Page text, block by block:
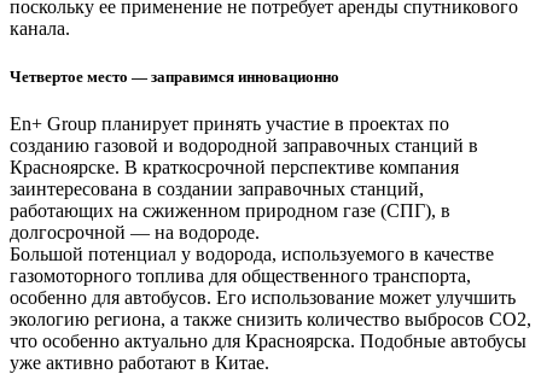
поскольку ее применение не потребует аренды спутникового
канала.
Четвертое место — заправимся инновационно
En+ Group планирует принять участие в проектах по
созданию газовой и водородной заправочных станций в
Красноярске. В краткосрочной перспективе компания
заинтересована в создании заправочных станций,
работающих на сжиженном природном газе (СПГ), в
долгосрочной — на водороде.
Большой потенциал у водорода, используемого в качестве
газомоторного топлива для общественного транспорта,
особенно для автобусов. Его использование может улучшить
экологию региона, а также снизить количество выбросов СО2,
что особенно актуально для Красноярска. Подобные автобусы
уже активно работают в Китае.